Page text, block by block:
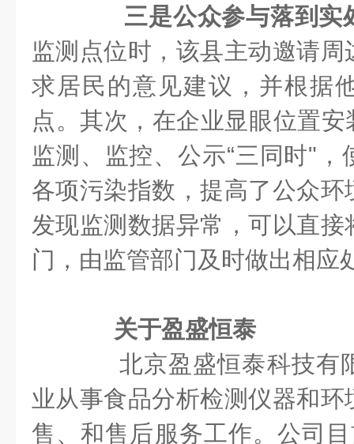
三是公众参与落到实
监测点位时，该县主动邀请
求居民的意见建议，并根据
点。其次，在企业显眼位置
监测、监控、公示“三同时"
各项污染指数，提高了公众
发现监测数据异常，可以直
门，由监管部门及时做出相应
关于盈盛恒泰
北京盈盛恒泰科技有
业从事食品分析检测仪器和
售、和售后服务工作。公司